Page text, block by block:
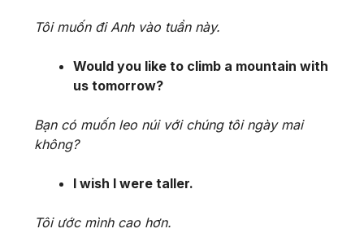
Tôi muốn đi Anh vào tuần này.
Would you like to climb a mountain with
us tomorrow?
Bạn có muốn leo núi với chúng tôi ngày mai
không?
I wish I were taller.
Tôi ước mình cao hơn.